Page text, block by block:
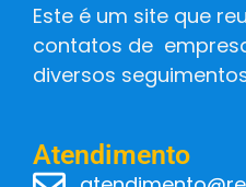
Este é um site que
contatos de
diversos
Atendimento